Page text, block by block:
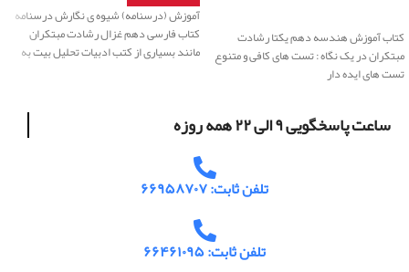
کتاب آموزش هندسه دهم یکتا رشادت
مبتکران در یک نگاه : تست های کافی و متنوع
تست های ایده دار
آموزش (درسنامه) شیوه ی نگارش درسنامه
کتاب فارسی دهم غزال رشادت مبتکران
مانند بسیاری از کتب ادبیات تحلیل بیت به
ساعت پاسخگویی ۹ الی ۲۲ همه روزه
تلفن ثابت: ۶۶۹۵۸۷۰۷
تلفن ثابت: ۶۶۴۶۱۰۹۵